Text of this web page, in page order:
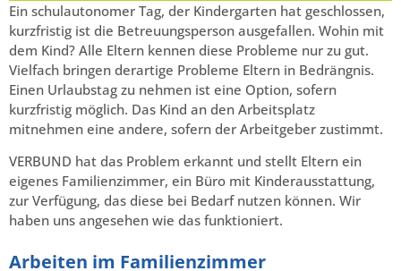
Ein schulautonomer Tag, der Kindergarten hat geschlossen,
kurzfristig ist die Betreuungsperson ausgefallen. Wohin mit
dem Kind? Alle Eltern kennen diese Probleme nur zu gut.
Vielfach bringen derartige Probleme Eltern in Bedrängnis.
Einen Urlaubstag zu nehmen ist eine Option, sofern
kurzfristig möglich. Das Kind an den Arbeitsplatz
mitnehmen eine andere, sofern der Arbeitgeber zustimmt.
VERBUND hat das Problem erkannt und stellt Eltern ein
eigenes Familienzimmer, ein Büro mit Kinderausstattung,
zur Verfügung, das diese bei Bedarf nutzen können. Wir
haben uns angesehen wie das funktioniert.
Arbeiten im Familienzimmer